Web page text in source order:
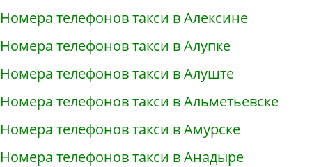
Номера телефонов такси в Алексине
Номера телефонов такси в Алупке
Номера телефонов такси в Алуште
Номера телефонов такси в Альметьевске
Номера телефонов такси в Амурске
Номера телефонов такси в Анадыре